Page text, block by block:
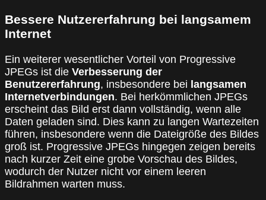
Bessere Nutzererfahrung bei langsamem
Internet
Ein weiterer wesentlicher Vorteil von Progressive
JPEGs ist die Verbesserung der
Benutzererfahrung, insbesondere bei langsamen
Internetverbindungen. Bei herkömmlichen JPEGs
erscheint das Bild erst dann vollständig, wenn alle
Daten geladen sind. Dies kann zu langen Wartezeiten
führen, insbesondere wenn die Dateigröße des Bildes
groß ist. Progressive JPEGs hingegen zeigen bereits
nach kurzer Zeit eine grobe Vorschau des Bildes,
wodurch der Nutzer nicht vor einem leeren
Bildrahmen warten muss.